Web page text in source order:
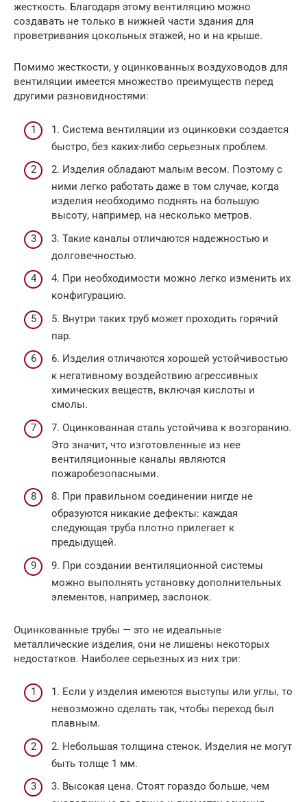
жесткость. Благодаря этому вентиляцию можно
создавать не только в нижней части здания для
проветривания цокольных этажей, но и на крыше.
Помимо жесткости, у оцинкованных воздуховодов для
вентиляции имеется множество преимуществ перед
другими разновидностями:
1. Система вентиляции из оцинковки создается
быстро, без каких-либо серьезных проблем.
2. Изделия обладают малым весом. Поэтому с
ними легко работать даже в том случае, когда
изделия необходимо поднять на большую
высоту, например, на несколько метров.
3. Такие каналы отличаются надежностью и
долговечностью.
4. При необходимости можно легко изменить их
конфигурацию.
5. Внутри таких труб может проходить горячий
пар.
6. Изделия отличаются хорошей устойчивостью
к негативному воздействию агрессивных
химических веществ, включая кислоты и
смолы.
7. Оцинкованная сталь устойчива к возгоранию.
Это значит, что изготовленные из нее
вентиляционные каналы являются
пожаробезопасными.
8. При правильном соединении нигде не
образуются никакие дефекты: каждая
следующая труба плотно прилегает к
предыдущей.
9. При создании вентиляционной системы
можно выполнять установку дополнительных
элементов, например, заслонок.
Оцинкованные трубы — это не идеальные
металлические изделия, они не лишены некоторых
недостатков. Наиболее серьезных из них три:
1. Если у изделия имеются выступы или углы, то
невозможно сделать так, чтобы переход был
плавным.
2. Небольшая толщина стенок. Изделия не могут
быть толще 1 мм.
3. Высокая цена. Стоят гораздо больше, чем